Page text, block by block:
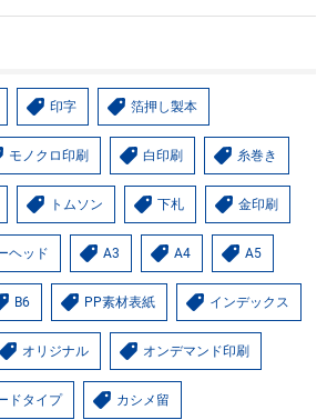
印字 箔押し製本
モノクロ印刷 白印刷 糸巻き
トムソン 下札 金印刷
ヘッド A3 A4 A5
B6 PP素材表紙 インデックス
オリジナル オンデマンド印刷
ドタイプ カシメ留